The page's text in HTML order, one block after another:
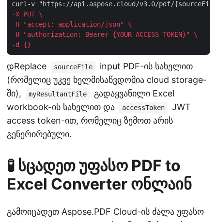
-X PUT \
-H "accept: application/json" \
-H "authorization: Bearer {YOUR_ACCESS_TOKEN}" \
-d {}
დReplace sourceFile
input PDF-ის სახელით
(რომელიც უკვე ხელმისაწვდომია cloud storage-
ში),
myResultantFile
გადაყვანილი Excel
workbook-ის სახელით და
accessToken
JWT
access token-ით, რომელიც ზემოთ არის
გენერირებული.
🧪 სცადეთ უფასო PDF to
Excel Converter ონლაინ
გამოიცადეთ Aspose.PDF Cloud-ის ძალა უფასო